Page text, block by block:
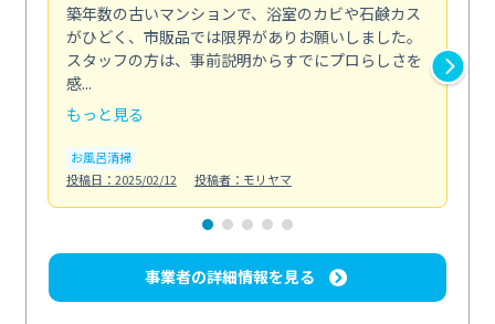
築年数の古いマンションで、浴室のカビや石鹸カス
がひどく、市販品では限界がありお願いしました。
スタッフの方は、事前説明からすでにプロらしさを
感...
もっと見る
お風呂清掃
投稿日：2025/02/12
投稿者：モリヤマ
事業者の詳細情報を見る